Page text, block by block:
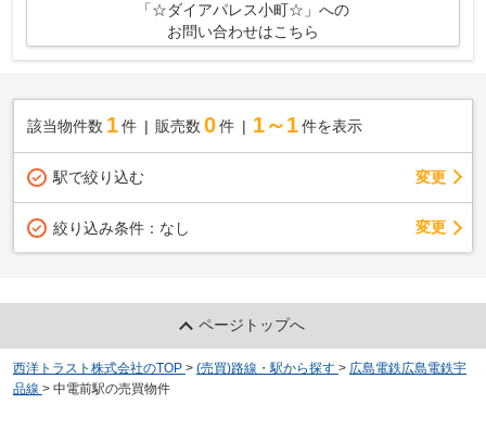
「☆ダイアパレス小町☆」への
お問い合わせはこちら
該当物件数 1件 販売数 0 件 1～1 件を表示
駅で絞り込む 変更
絞り込み条件： なし 変更
ページトップへ
西洋トラスト株式会社のTOP > (売買)路線・駅から探す > 広島電鉄広島電鉄宇
品線 > 中電前駅の売買物件